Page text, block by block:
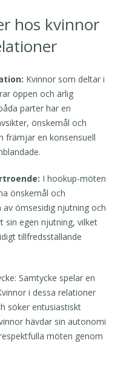
hos kvinnor
Kvinnor som deltar i
öppen och ärlig
parter har en
önskemål och
främjar en konsensuell
I hookup-möten
önskemål och
ömsesidig njutning och
sin egen njutning, vilket
tillfredsställande
Samtycke spelar en
i dessa relationer
söker entusiastiskt
hävdar sin autonomi
möten genom